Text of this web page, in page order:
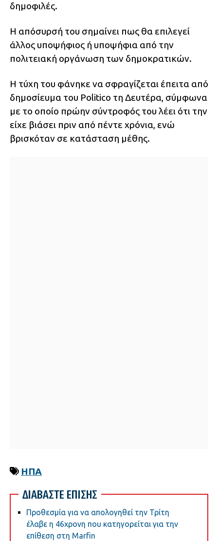
δημοφιλές.
Η απόσυρσή του σημαίνει πως θα επιλεγεί
άλλος υποψήφιος ή υποψήφια από την
πολιτειακή οργάνωση των δημοκρατικών.
Η τύχη του φάνηκε να σφραγίζεται έπειτα από
δημοσίευμα του Politico τη Δευτέρα, σύμφωνα
με το οποίο πρώην σύντροφός του λέει ότι την
είχε βιάσει πριν από πέντε χρόνια, ενώ
βρισκόταν σε κατάσταση μέθης.
ΗΠΑ
ΔΙΑΒΑΣΤΕ ΕΠΙΣΗΣ
Προθεσμία για να απολογηθεί την Τρίτη
έλαβε η 46χρονη που κατηγορείται για την
επίθεση στη Marfin